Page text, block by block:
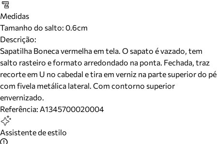
Medidas
Tamanho do salto: 0.6cm
Descrição:
Sapatilha Boneca vermelha em tela. O sapato é vazado, tem
salto rasteiro e formato arredondado na ponta. Fechada, traz
recorte em U no cabedal e tira em verniz na parte superior do pé
com fivela metálica lateral. Com contorno superior
envernizado.
Referência: A1345700020004
Assistente de estilo